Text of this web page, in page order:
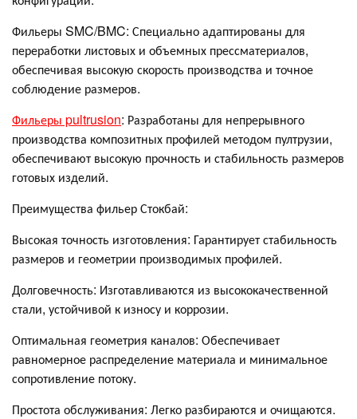
Фильеры SMC/BMC: Специально адаптированы для
переработки листовых и объемных прессматериалов,
обеспечивая высокую скорость производства и точное
соблюдение размеров.
Фильеры pultrusion: Разработаны для непрерывного
производства композитных профилей методом пултрузии,
обеспечивают высокую прочность и стабильность размеров
готовых изделий.
Преимущества фильер Стокбай:
Высокая точность изготовления: Гарантирует стабильность
размеров и геометрии производимых профилей.
Долговечность: Изготавливаются из высококачественной
стали, устойчивой к износу и коррозии.
Оптимальная геометрия каналов: Обеспечивает
равномерное распределение материала и минимальное
сопротивление потоку.
Простота обслуживания: Легко разбираются и очищаются.